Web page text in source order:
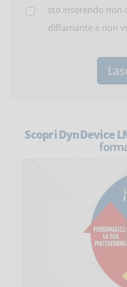
sto inserendo non
diffamante e non
Scopri DynDevice